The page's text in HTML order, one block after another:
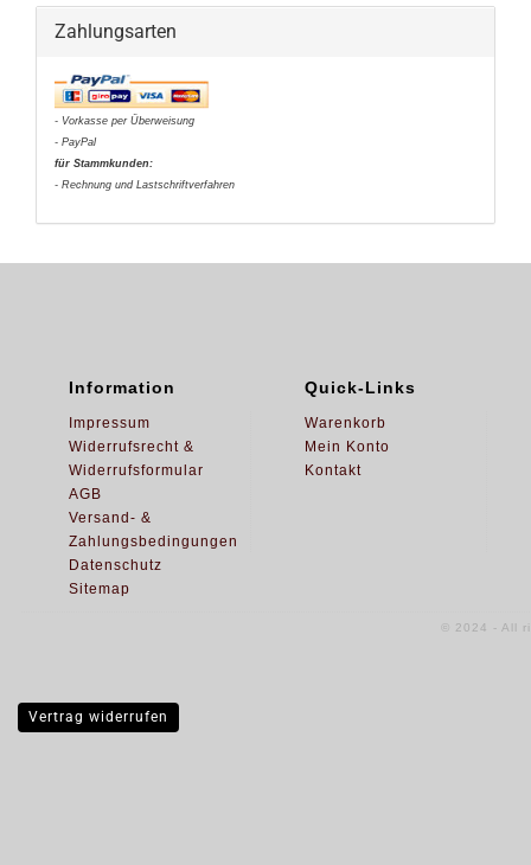
Zahlungsarten
- Vorkasse per Überweisung
- PayPal
für Stammkunden:
- Rechnung und Lastschriftverfahren
Information
Impressum
Widerrufsrecht &
Widerrufsformular
AGB
Versand- &
Zahlungsbedingungen
Datenschutz
Sitemap
Quick-Links
Warenkorb
Mein Konto
Kontakt
© 2024 - All
Vertrag widerrufen